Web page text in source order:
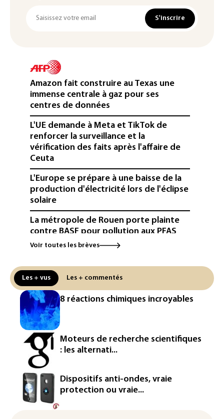
S'inscrire
Amazon fait construire au Texas une
immense centrale à gaz pour ses
centres de données
L'UE demande à Meta et TikTok de
renforcer la surveillance et la
vérification des faits après l'affaire de
Ceuta
L'Europe se prépare à une baisse de la
production d'électricité lors de l'éclipse
solaire
La métropole de Rouen porte plainte
contre BASF pour pollution aux PFAS
réseau
Véhicules de livraison autonomes: la
France ouvre la voie à leur
homologation
Iris³: Eutelsat investira 3,4 milliards
d'euros dans la future constellation
européenne
Le magazine VSD racheté par
l'entrepreneur Vianney d'Alançon
La production française de maïs
Voir toutes les brèves
Les + vus Les + commentés
8 réactions chimiques incroyables
Moteurs de recherche scientifiques
: les alternati...
Dispositifs anti-ondes, vraie
protection ou vraie...